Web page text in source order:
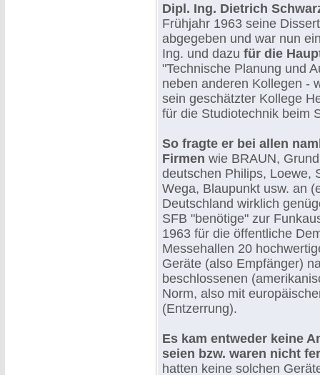
Dipl. Ing. Dietrich
Frühjahr 1963 seine
abgegeben und war nun
Ing. und dazu für die
"Technische Planung und
neben anderen Kollegen -
sein geschätzter Kollege
für die Studiotechnik beim
So fragte er bei allen
Firmen wie BRAUN,
deutschen Philips, Loewe,
Wega, Blaupunkt usw. an
Deutschland wirklich
SFB "benötige" zur
1963 für die öffentliche
Messehallen 20
Geräte (also Empfänger)
beschlossenen
Norm, also mit
(Entzerrung).
Es kam entweder keine
seien bzw. waren nicht
hatten keine solchen